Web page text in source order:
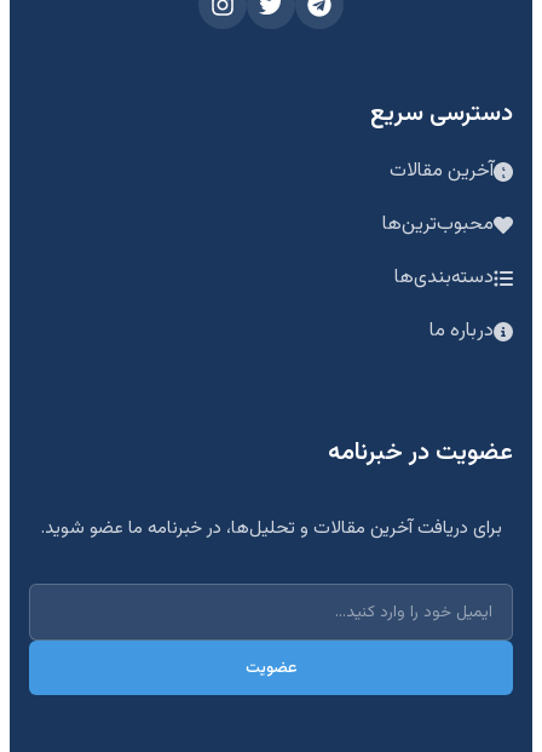
دسترسی سریع
آخرین مقالات
محبوب‌ترین‌ها
دسته‌بندی‌ها
درباره ما
عضویت در خبرنامه
برای دریافت آخرین مقالات و تحلیل‌ها، در خبرنامه ما عضو شوید.
عضویت